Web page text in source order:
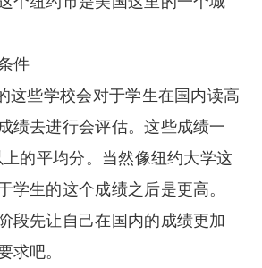
件
这些学校会对于学生在国内读高
绩去进行会评估。这些成绩一
的平均分。当然像纽约大学这
学生的这个成绩之后是更高。
段先让自己在国内的成绩更加
求吧。